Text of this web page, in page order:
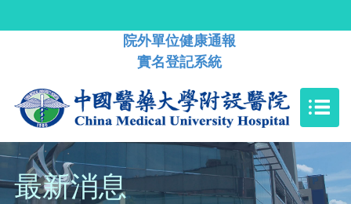
院外單位健康通報
實名登記系統
最新消息